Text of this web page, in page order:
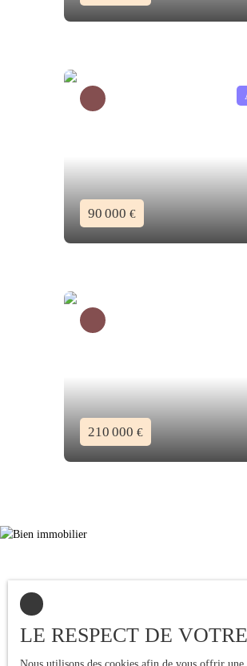
90 000 €
210 000 €
LE RESPECT DE